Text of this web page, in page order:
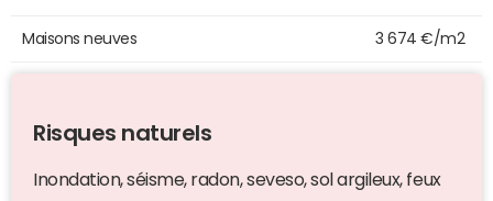
Maisons neuves 3 674 €/m2
Risques naturels
Inondation, séisme, radon, seveso, sol argileux, feux